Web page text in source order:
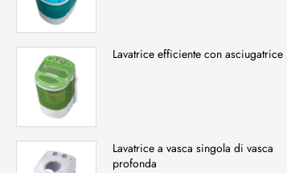
Lavatrice efficiente con asciugatrice
Lavatrice a vasca singola di vasca
profonda